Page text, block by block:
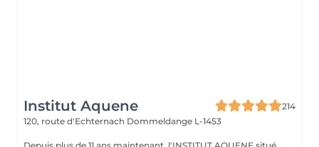
Institut Aquene
214
120, route d'Echternach Dommeldange L-1453